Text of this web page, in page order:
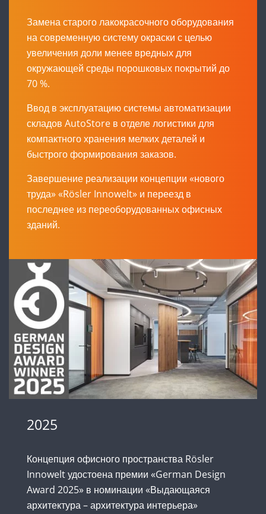
Замена старого лакокрасочного оборудования
на современную систему окраски с целью
увеличения доли менее вредных для
окружающей среды порошковых покрытий до
70 %.
Ввод в эксплуатацию системы автоматизации
складов AutoStore в отделе логистики для
компактного хранения мелких деталей и
быстрого формирования заказов.
Завершение реализации концепции «нового
труда» «Rösler Innowelt» и переезд в
последнее из переоборудованных офисных
зданий.
2025
Концепция офисного пространства Rösler
Innowelt удостоена премии «German Design
Award 2025» в номинации «Выдающаяся
архитектура – архитектура интерьера»